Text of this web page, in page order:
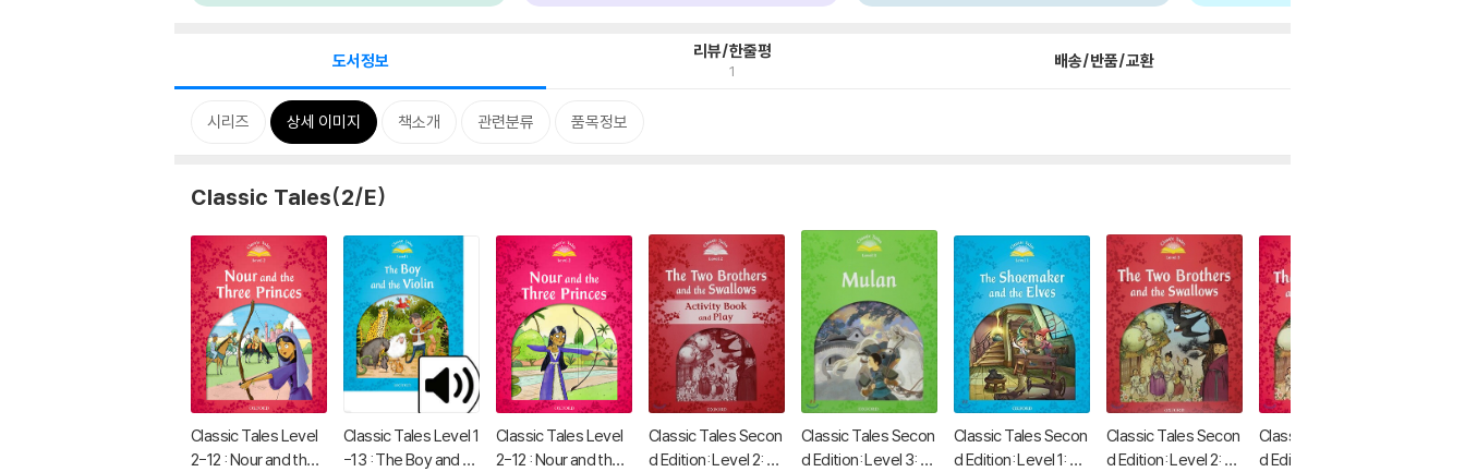
도서정보 리뷰/한줄평
1 배송/반품/교환
시리즈 상세 이미지 책소개 관련분류 품목정보
Classic Tales(2/E)
Classic Tales Level
2-12 : Nour and the
Classic Tales Level 1
-13 : The Boy and th
Classic Tales Level
2-12 : Nour and the
Classic Tales Secon
d Edition: Level 2: Th
Classic Tales Secon
d Edition: Level 3: M
Classic Tales Secon
d Edition: Level 1: Th
Classic Tales Secon
d Edition: Level 2: Th
Classic Tales Secon
d Edition: Level 2: Th